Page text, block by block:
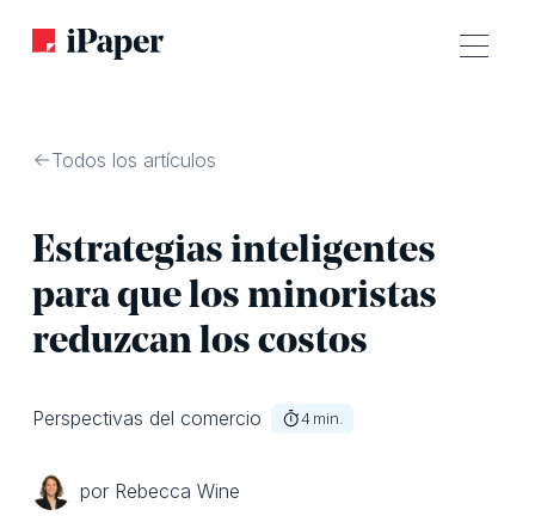
Todos los artículos
Estrategias inteligentes
para que los minoristas
reduzcan los costos
Perspectivas del comercio 4 min.
por Rebecca Wine